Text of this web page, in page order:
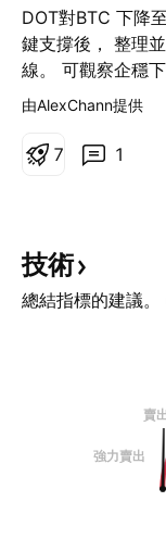
DOT對BTC 下降
鍵支撐後， 整理
線。 可觀察企穩
做多。
由AlexChann提供
1
7
技術
總結指標的建議。
賣
強力賣出